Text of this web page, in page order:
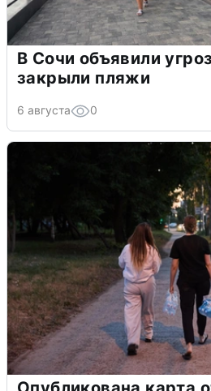
В Сочи объявили
закрыли пляжи
6 августа 0